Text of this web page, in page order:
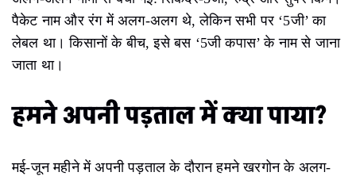
पैकेट नाम और रंग में अलग-अलग थे, लेकिन सभी पर ‘5जी’ का
लेबल था। किसानों के बीच, इसे बस ‘5जी कपास’ के नाम से जाना
जाता था।
हमने अपनी पड़ताल में क्या पाया?
मई-जून महीने में अपनी पड़ताल के दौरान हमने खरगोन के अलग-